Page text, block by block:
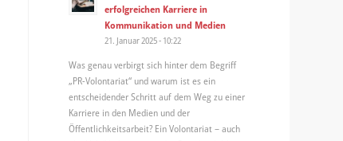
erfolgreichen Karriere in
Kommunikation und Medien
21. Januar 2025 - 10:22
Was genau verbirgt sich hinter dem Begriff
„PR-Volontariat“ und warum ist es ein
entscheidender Schritt auf dem Weg zu einer
Karriere in den Medien und der
Öffentlichkeitsarbeit? Ein Volontariat – auch